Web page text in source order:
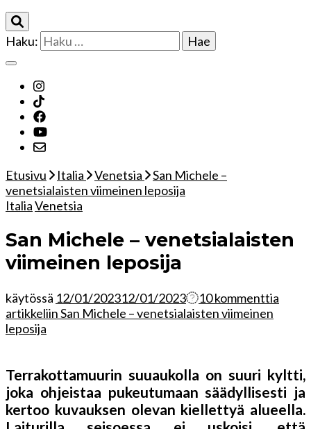
Haku:
Etusivu Italia Venetsia
San Michele –
venetsialaisten viimeinen leposija
ItaliaVenetsia
San Michele – venetsialaisten
viimeinen leposija
käytössä 12/01/202312/01/2023
10 kommenttia
artikkeliin San Michele – venetsialaisten viimeinen
leposija
Terrakottamuurin suuaukolla on suuri kyltti,
joka ohjeistaa pukeutumaan säädyllisesti ja
kertoo kuvauksen olevan kiellettyä alueella.